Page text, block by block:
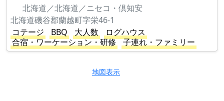
北海道／北海道／ニセコ・倶知安
北海道磯谷郡蘭越町字栄46-1
コテージ
BBQ 大人数
ログハウス
合宿・ワーケーション・研修
子連れ・ファミリー
地図表示